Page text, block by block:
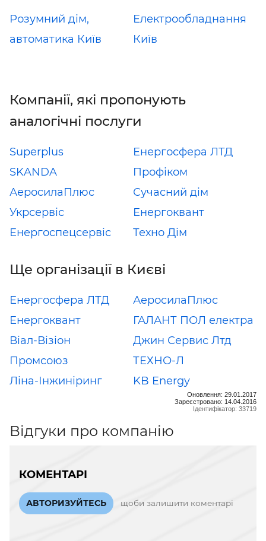
Розумний дім,
автоматика Київ
Електрообладнання
Київ
Компанії, які пропонують
аналогічні послуги
Superplus
Енергосфера ЛТД
SKANDA
Профіком
АеросилаПлюс
Сучасний дім
Укрсервіс
Енергоквант
Енергоспецсервіс
Техно Дім
Ще організації в Києві
Енергосфера ЛТД
АеросилаПлюс
Енергоквант
ГАЛАНТ ПОЛ електра
Віал-Візіон
Джин Сервис Лтд
Промсоюз
ТЕХНО-Л
Ліна-Інжиніринг
KB Energy
Оновлення: 29.01.2017
Зареєстровано: 14.04.2016
Ідентифікатор: 33719
Відгуки про компанію
КОМЕНТАРІ
АВТОРИЗУЙТЕСЬ щоби залишити коментарі